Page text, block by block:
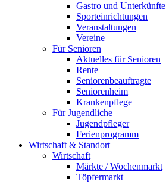
Gastro und Unterkünfte
Sporteinrichtungen
Veranstaltungen
Vereine
Für Senioren
Aktuelles für Senioren
Rente
Seniorenbeauftragte
Seniorenheim
Krankenpflege
Für Jugendliche
Jugendpfleger
Ferienprogramm
Wirtschaft & Standort
Wirtschaft
Märkte / Wochenmarkt
Töpfermarkt